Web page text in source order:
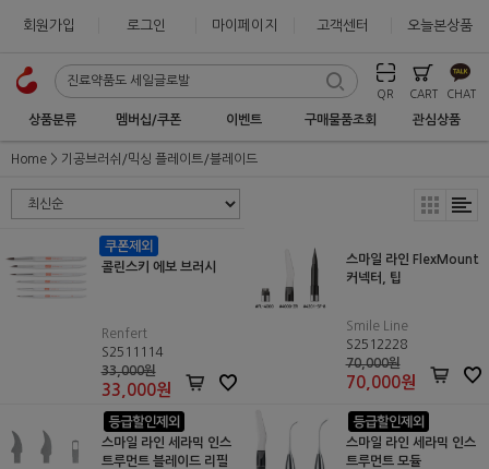
회원가입 로그인 마이페이지 고객센터 오늘본상품
QR CART CHAT
상품분류 멤버십/쿠폰 이벤트 구매물품조회 관심상품
Home 기공브러쉬/믹싱 플레이트/블레이드
콜린스키 에보 브러시
Renfert
S2511114
33,000원
33,000원
스마일 라인 FlexMount
커넥터, 팁
Smile Line
S2512228
70,000원
70,000원
스마일 라인 세라믹 인스
트루먼트 블레이드 리필
스마일 라인 세라믹 인스
트루먼트 모듈